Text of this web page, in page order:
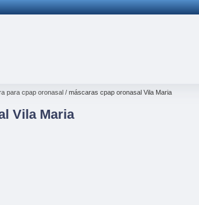
(15)3326-9334
para cpap oronasal máscaras cpap oronasal Vila Maria
Vila Maria